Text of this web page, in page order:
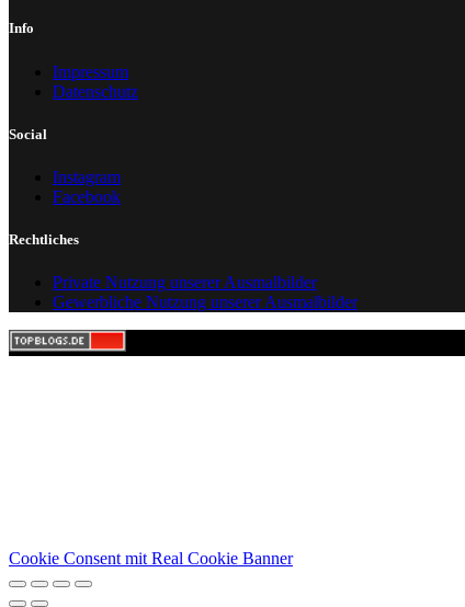
Info
Impressum
Datenschutz
Social
Instagram
Facebook
Rechtliches
Private Nutzung unserer Ausmalbilder
Gewerbliche Nutzung unserer Ausmalbilder
Cookie Consent mit Real Cookie Banner